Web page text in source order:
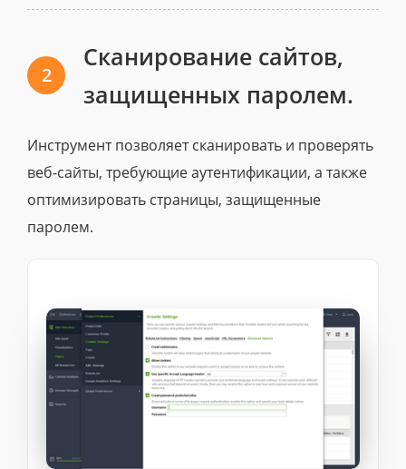
2
Сканирование сайтов,
защищенных паролем.
Инструмент позволяет сканировать и проверять
веб-сайты, требующие аутентификации, а также
оптимизировать страницы, защищенные
паролем.